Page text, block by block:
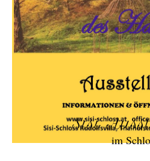
Sisi
im